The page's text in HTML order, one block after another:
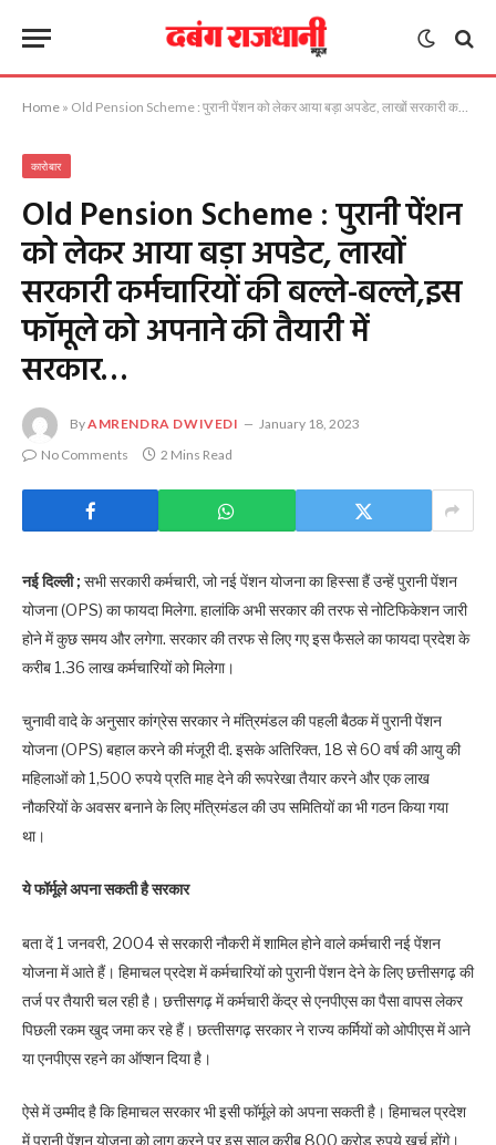
Home » Old Pension Scheme : पुरानी पेंशन को लेकर आया बड़ा अपडेट, लाखों सरकारी कर्मचारियों की बल्ले-बल्ले,इस फॉमूले को अपनाने की तैयारी में सरकार…
कारोबार
Old Pension Scheme : पुरानी पेंशन
को लेकर आया बड़ा अपडेट, लाखों
सरकारी कर्मचारियों की बल्ले-बल्ले,इस
फॉमूले को अपनाने की तैयारी में
सरकार…
ByAMRENDRA DWIVEDI
January 18, 2023
No Comments
2 Mins Read
नई दिल्ली ; सभी सरकारी कर्मचारी, जो नई पेंशन योजना का ह‍िस्‍सा हैं उन्‍हें पुरानी पेंशन
योजना (OPS) का फायदा मिलेगा. हालांक‍ि अभी सरकार की तरफ से नोट‍िफ‍िकेशन जारी
होने में कुछ समय और लगेगा. सरकार की तरफ से ल‍िए गए इस फैसले का फायदा प्रदेश के
करीब 1.36 लाख कर्मचारियों को म‍िलेगा।
चुनावी वादे के अनुसार कांग्रेस सरकार ने मंत्रिमंडल की पहली बैठक में पुरानी पेंशन
योजना (OPS) बहाल करने की मंजूरी दी. इसके अतिरिक्त, 18 से 60 वर्ष की आयु की
महिलाओं को 1,500 रुपये प्रति माह देने की रूपरेखा तैयार करने और एक लाख
नौकरियों के अवसर बनाने के ल‍िए मंत्रिमंडल की उप समितियों का भी गठन किया गया
था।
ये फॉर्मूले अपना सकती है सरकार
बता दें 1 जनवरी, 2004 से सरकारी नौकरी में शामिल होने वाले कर्मचारी नई पेंशन
योजना में आते हैं। ह‍िमाचल प्रदेश में कर्मचार‍ियों को पुरानी पेंशन देने के लिए छत्तीसगढ़ की
तर्ज पर तैयारी चल रही है। छत्तीसगढ़ में कर्मचारी केंद्र से एनपीएस का पैसा वापस लेकर
पिछली रकम खुद जमा कर रहे हैं। छत्‍तीसगढ़ सरकार ने राज्‍य कर्म‍ियों को ओपीएस में आने
या एनपीएस रहने का ऑप्‍शन द‍िया है।
ऐसे में उम्‍मीद है क‍ि हिमाचल सरकार भी इसी फॉर्मूले को अपना सकती है। हिमाचल प्रदेश
में पुरानी पेंशन योजना को लागू करने पर इस साल करीब 800 करोड़ रुपये खर्च होंगे।